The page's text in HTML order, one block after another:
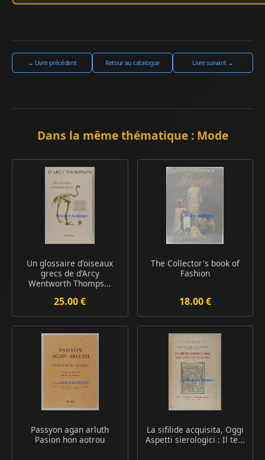
← Livre précédent Retour au catalogue Livre suivant →
Dans la même thématique : Mode
Un glossaire d'oiseaux
grecs de d'Arcy
Wentworth Thomps...
25.00 €
The Collector's book of
Fashion
18.00 €
Passyon agan arluth
Pasion hon aotrou
La sifilide acquisita, Oggi
Aspetti sierologici : Il te...